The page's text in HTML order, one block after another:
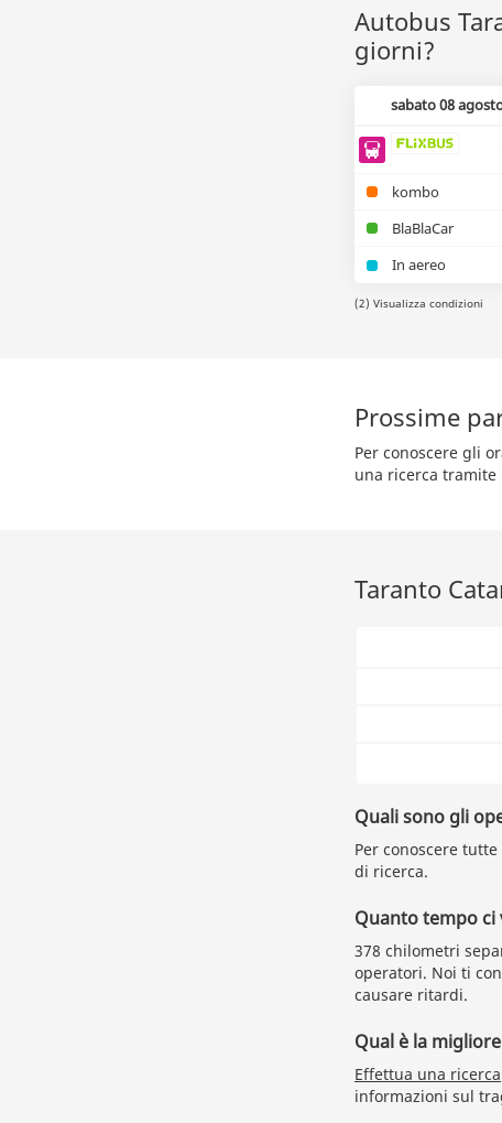
Autobus
giorni?
sabato 08
kombo
BlaBlaCar
In aereo
(2) Visualizza condizioni
Prossime
Per conoscere gli
una ricerca
Taranto
Quali sono gli
Per conoscere
di ricerca.
Quanto tempo ci
378 chilometri
operatori. Noi ti
causare ritardi.
Qual è la
Effettua una ricerca
informazioni sul